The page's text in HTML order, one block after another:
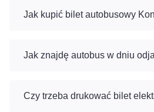
Jak kupić bilet autobusowy
Jak znajdę autobus w dniu
Czy trzeba drukować bilet